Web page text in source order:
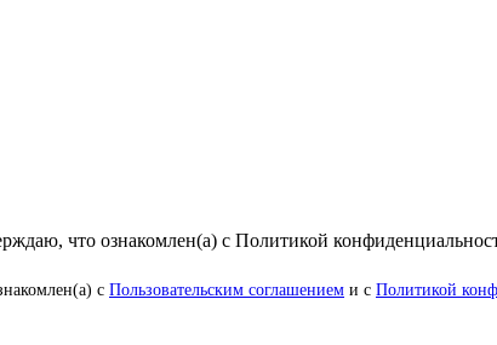
что ознакомлен(а) с Политикой
с Пользовательским соглашением и с Политикой